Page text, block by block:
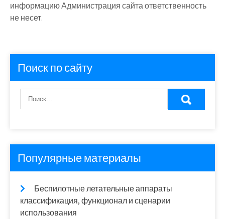
информацию Администрация сайта ответственность
не несет.
Поиск по сайту
Популярные материалы
Беспилотные летательные аппараты
классификация, функционал и сценарии
использования